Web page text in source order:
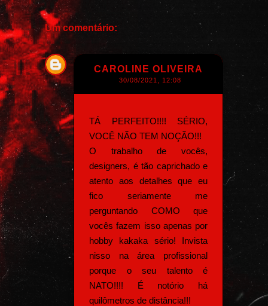
Um comentário:
CAROLINE OLIVEIRA
30/08/2021, 12:08
TÁ PERFEITO!!!! SÉRIO,
VOCÊ NÃO TEM NOÇÃO!!!
O trabalho de vocês,
designers, é tão caprichado e
atento aos detalhes que eu
fico seriamente me
perguntando COMO que
vocês fazem isso apenas por
hobby kakaka sério! Invista
nisso na área profissional
porque o seu talento é
NATO!!!! É notório há
quilômetros de distância!!!